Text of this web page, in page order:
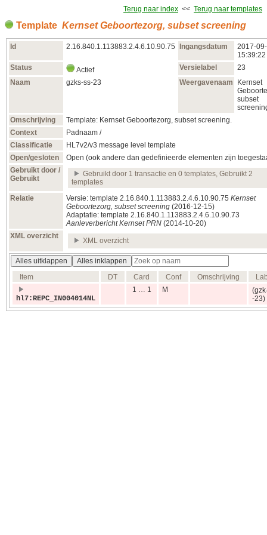
Terug naar index << Terug naar templates
Template Kernset Geboortezorg, subset screening
Id 2.16.840.1.113883.2.4.6.10.90.75 Ingangsdatum
15:39:22
Status
Actief Versielabel
23
Naam
gzks-ss-23 Weergavenaam
Kernset
subset
Omschrijving
Template: Kernset Geboortezorg, subset screening.
Context
Padnaam /
Classificatie
HL7v2/v3 message level template
Open/gesloten
Open (ook andere dan gedefinieerde elementen zijn
Gebruikt door /
Gebruikt
Gebruikt door 1 transactie en 0 templates, Gebruikt 2
templates
Relatie
Versie: template 2.16.840.1.113883.2.4.6.10.90.75 Kernset
Geboortezorg, subset screening (2016‑12‑15)
Adaptatie: template 2.16.840.1.113883.2.4.6.10.90.73
Aanleverbericht Kernset PRN (2014‑10‑20)
XML overzicht
XML overzicht
Alles uitklappen
Alles inklappen
Item
DT Card Conf Omschrijving
hl7:REPC_IN004014NL
1 … 1 M
(gzk
-23)